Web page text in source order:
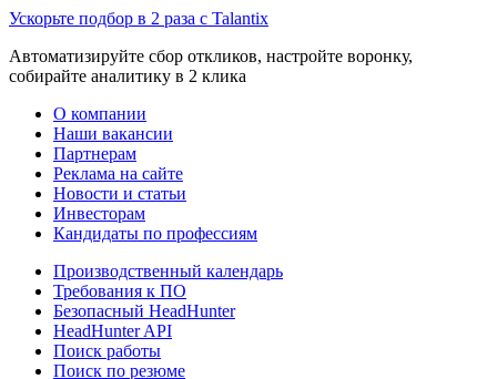
Ускорьте подбор в 2 раза с Talantix
Автоматизируйте сбор откликов, настройте воронку,
собирайте аналитику в 2 клика
О компании
Наши вакансии
Партнерам
Реклама на сайте
Новости и статьи
Инвесторам
Кандидаты по профессиям
Производственный календарь
Требования к ПО
Безопасный HeadHunter
HeadHunter API
Поиск работы
Поиск по резюме